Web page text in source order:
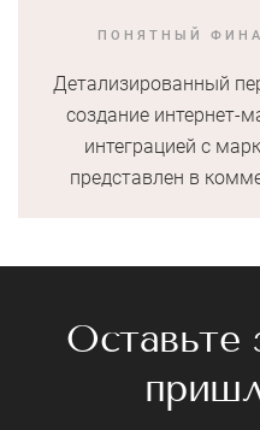
ПОНЯТНЫЙ
Детализированный
создание интернет-
интеграцией с
представлен в
Оставьте